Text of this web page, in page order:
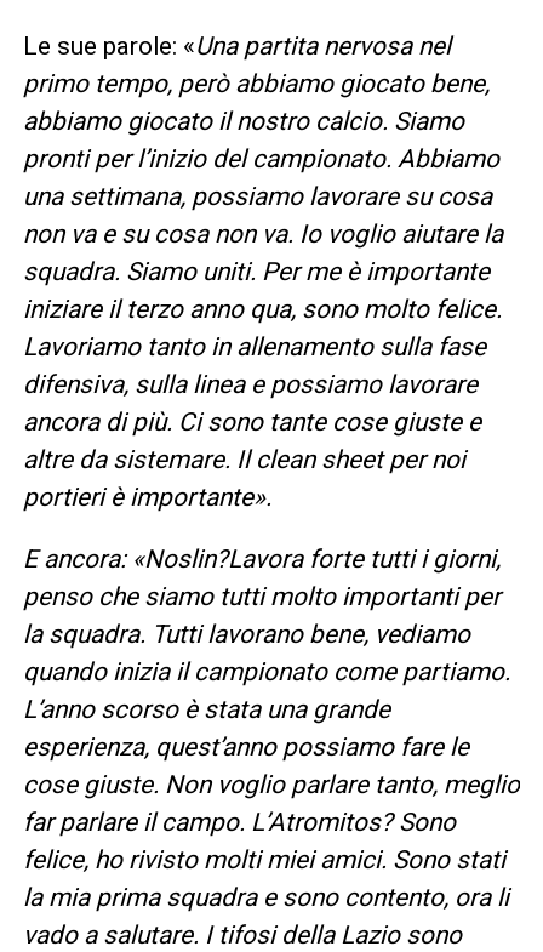
Le sue parole: «Una partita nervosa nel
primo tempo, però abbiamo giocato bene,
abbiamo giocato il nostro calcio. Siamo
pronti per l’inizio del campionato. Abbiamo
una settimana, possiamo lavorare su cosa
non va e su cosa non va. Io voglio aiutare la
squadra. Siamo uniti. Per me è importante
iniziare il terzo anno qua, sono molto felice.
Lavoriamo tanto in allenamento sulla fase
difensiva, sulla linea e possiamo lavorare
ancora di più. Ci sono tante cose giuste e
altre da sistemare. Il clean sheet per noi
portieri è importante».
E ancora: «Noslin?Lavora forte tutti i giorni,
penso che siamo tutti molto importanti per
la squadra. Tutti lavorano bene, vediamo
quando inizia il campionato come partiamo.
L’anno scorso è stata una grande
esperienza, quest’anno possiamo fare le
cose giuste. Non voglio parlare tanto, meglio
far parlare il campo. L’Atromitos? Sono
felice, ho rivisto molti miei amici. Sono stati
la mia prima squadra e sono contento, ora li
vado a salutare. I tifosi della Lazio sono